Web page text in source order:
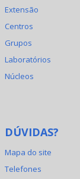
Extensão
Centros
Grupos
Laboratórios
Núcleos
DÚVIDAS?
Mapa do site
Telefones